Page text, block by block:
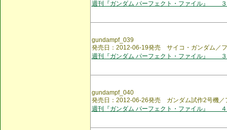
週刊『ガンダム パーフェクト・ファイル』
gundampf_039
発売日：2012-06-19発売 サイコ・ガンダム／
週刊『ガンダム パーフェクト・ファイル』
gundampf_040
発売日：2012-06-26発売 ガンダム試作2号機
週刊『ガンダム パーフェクト・ファイル』